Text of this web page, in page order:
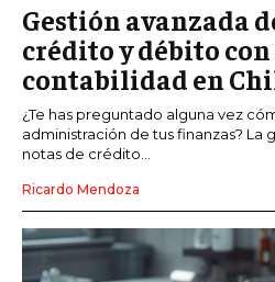
Gestión avanzada
crédito y débito
contabilidad en
¿Te has preguntado alguna vez
administración de tus finanzas? La
notas de crédito...
Ricardo Mendoza